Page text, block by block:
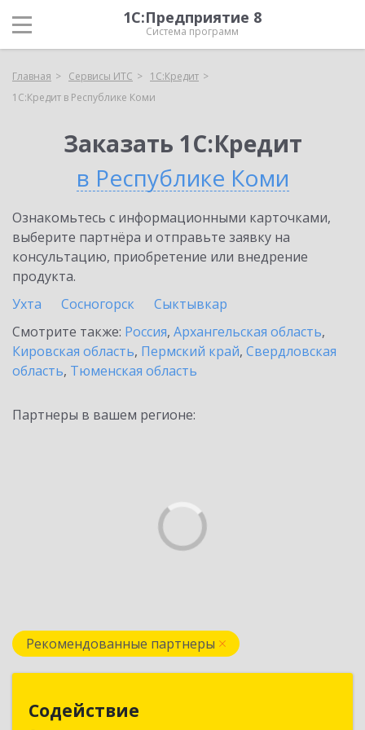
1С:Предприятие 8
Система программ
Главная Сервисы ИТС
1С:Кредит
1С:Кредит в Республике Коми
Заказать 1С:Кредит
в Республике Коми
Ознакомьтесь с информационными карточками,
выберите партнёра и отправьте заявку на
консультацию, приобретение или внедрение
продукта.
Ухта
Сосногорск
Сыктывкар
Смотрите также: Россия, Архангельская область,
Кировская область, Пермский край, Свердловская
область, Тюменская область
Партнеры в вашем регионе:
Рекомендованные партнеры
Содействие